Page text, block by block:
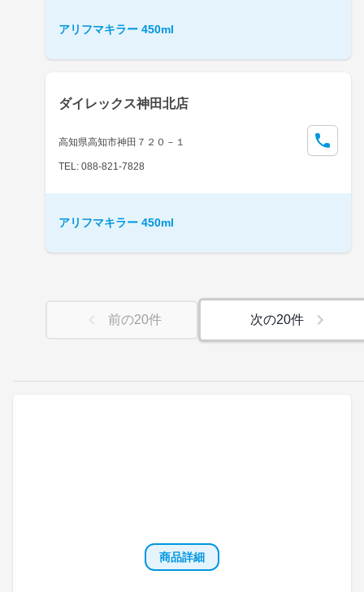
商品詳細
アリフマキラー 450ml
ダイレックス神田北店
高知県高知市神田７２０－１
TEL: 088-821-7828
アリフマキラー 450ml
前の20件 次の20件